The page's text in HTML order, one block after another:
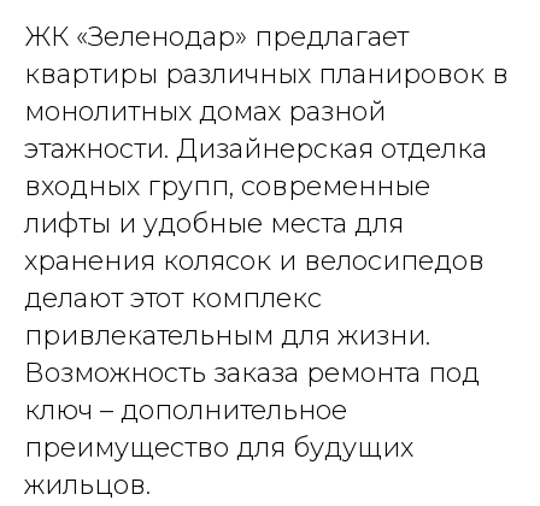
ЖК «Зеленодар» предлагает
квартиры различных планировок в
монолитных домах разной
этажности. Дизайнерская отделка
входных групп, современные
лифты и удобные места для
хранения колясок и велосипедов
делают этот комплекс
привлекательным для жизни.
Возможность заказа ремонта под
ключ – дополнительное
преимущество для будущих
жильцов.